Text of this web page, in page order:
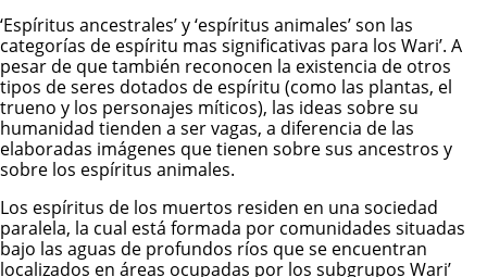
‘Espíritus ancestrales’ y ‘espíritus animales’ son las
categorías de espíritu mas significativas para los Wari’. A
pesar de que también reconocen la existencia de otros
tipos de seres dotados de espíritu (como las plantas, el
trueno y los personajes míticos), las ideas sobre su
humanidad tienden a ser vagas, a diferencia de las
elaboradas imágenes que tienen sobre sus ancestros y
sobre los espíritus animales.
Los espíritus de los muertos residen en una sociedad
paralela, la cual está formada por comunidades situadas
bajo las aguas de profundos ríos que se encuentran
localizados en áreas ocupadas por los subgrupos Wari’